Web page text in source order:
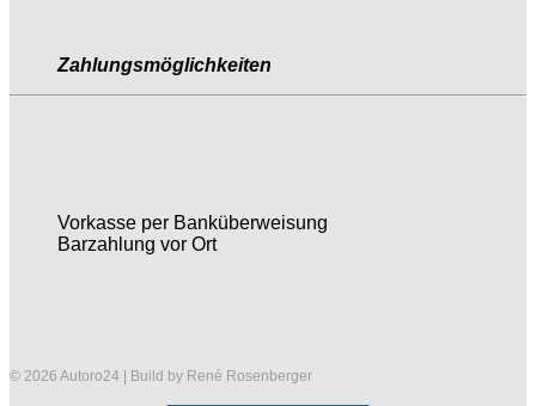
Zahlungsmöglichkeiten
Vorkasse per Banküberweisung
Barzahlung vor Ort
© 2026 Autoro24 | Build by René Rosenberger